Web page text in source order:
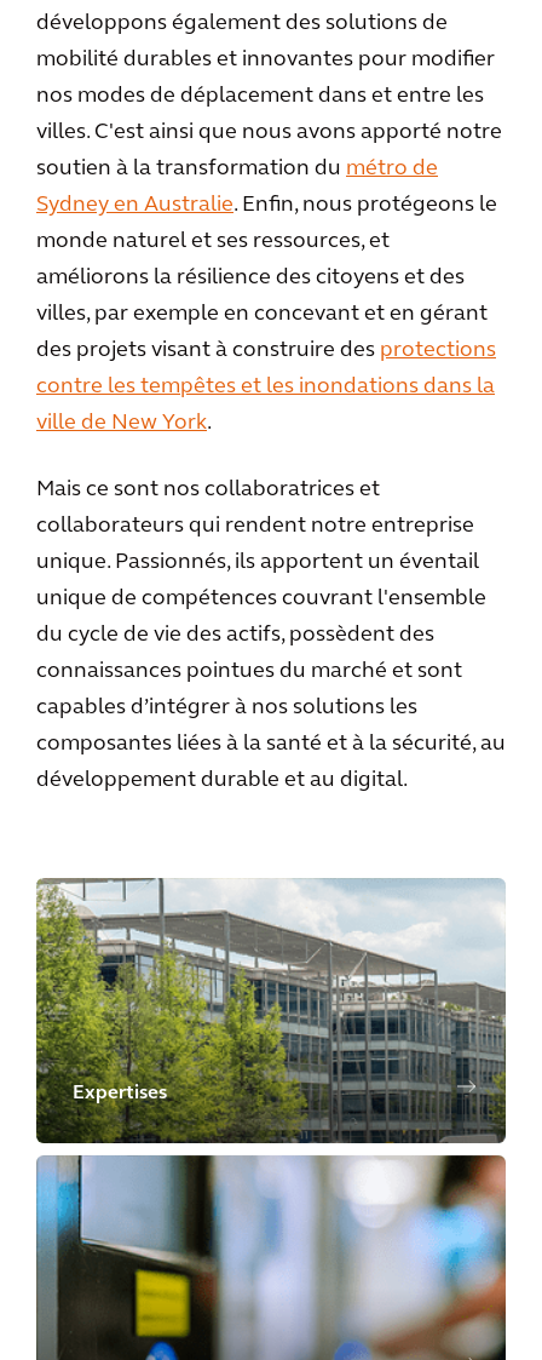
développons également des solutions de
mobilité durables et innovantes pour modifier
nos modes de déplacement dans et entre les
villes. C'est ainsi que nous avons apporté notre
soutien à la transformation du métro de
Sydney en Australie. Enfin, nous protégeons le
monde naturel et ses ressources, et
améliorons la résilience des citoyens et des
villes, par exemple en concevant et en gérant
des projets visant à construire des protections
contre les tempêtes et les inondations dans la
ville de New York.
Mais ce sont nos collaboratrices et
collaborateurs qui rendent notre entreprise
unique. Passionnés, ils apportent un éventail
unique de compétences couvrant l'ensemble
du cycle de vie des actifs, possèdent des
connaissances pointues du marché et sont
capables d’intégrer à nos solutions les
composantes liées à la santé et à la sécurité, au
développement durable et au digital.
Expertises